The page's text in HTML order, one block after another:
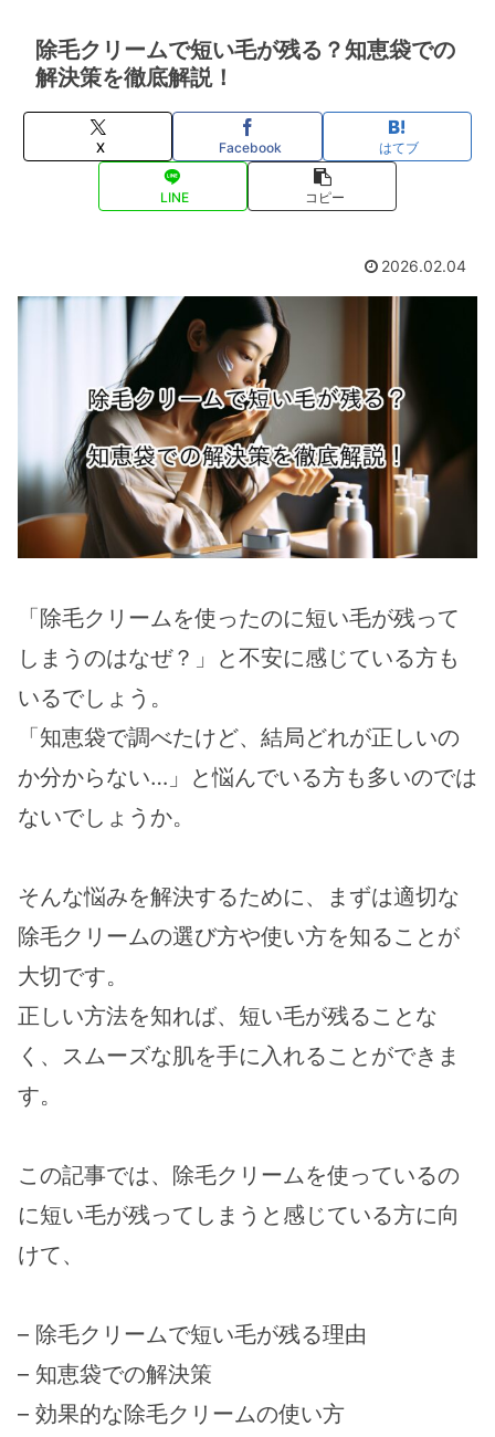
除毛クリームで短い毛が残る？知恵袋での
解決策を徹底解説！
X Facebook はてブ
LINE コピー
2026.02.04
「除毛クリームを使ったのに短い毛が残って
しまうのはなぜ？」と不安に感じている方も
いるでしょう。
「知恵袋で調べたけど、結局どれが正しいの
か分からない…」と悩んでいる方も多いのでは
ないでしょうか。
そんな悩みを解決するために、まずは適切な
除毛クリームの選び方や使い方を知ることが
大切です。
正しい方法を知れば、短い毛が残ることな
く、スムーズな肌を手に入れることができま
す。
この記事では、除毛クリームを使っているの
に短い毛が残ってしまうと感じている方に向
けて、
– 除毛クリームで短い毛が残る理由
– 知恵袋での解決策
– 効果的な除毛クリームの使い方